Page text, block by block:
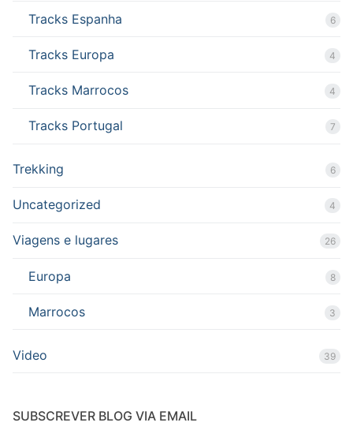
Tracks Espanha 6
Tracks Europa 4
Tracks Marrocos 4
Tracks Portugal 7
Trekking 6
Uncategorized 4
Viagens e lugares 26
Europa 8
Marrocos 3
Video 39
SUBSCREVER BLOG VIA EMAIL